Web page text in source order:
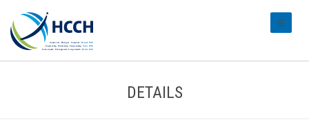
DETAILS